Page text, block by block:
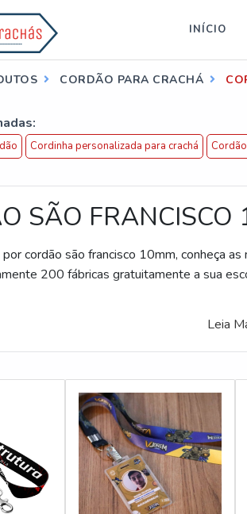
INÍCIO
CORDÃO PARA CRACHÁ
Cordinha personalizada para crachá
SÃO FRANCISCO
cordão são francisco 10mm, conheça
200 fábricas gratuitamente a sua
Leia